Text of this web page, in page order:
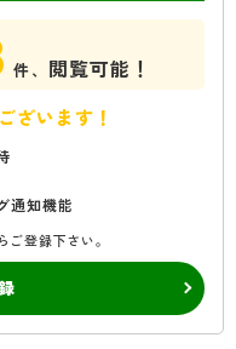
件、 閲覧可能！
ざいます！
通知機能
登録下さい。